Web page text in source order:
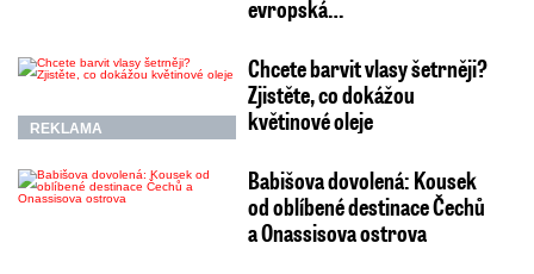
evropská…
REKLAMA
Chcete barvit vlasy šetrněji?
Zjistěte, co dokážou
květinové oleje
Babišova dovolená: Kousek
od oblíbené destinace Čechů
a Onassisova ostrova